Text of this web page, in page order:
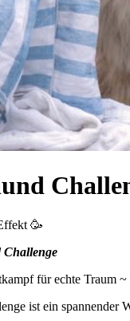
🥳
Challenge
für echte Traum ~
ist ein spannender